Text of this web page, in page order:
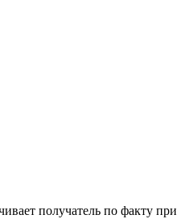
получатель по факту